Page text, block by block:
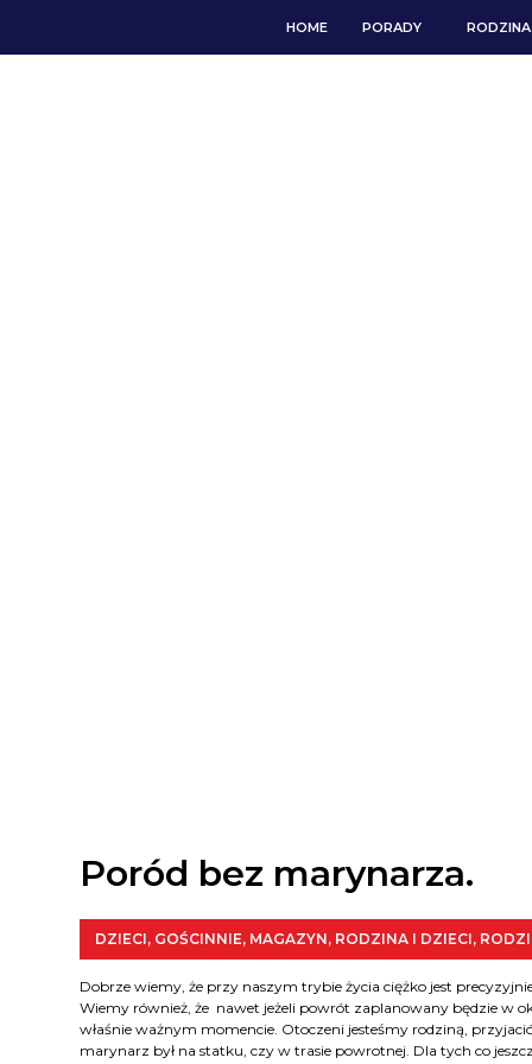
HOME PORADY
Poród bez marynarza.
DZIECI, GOŚCINNIE, MAGAZYN, RODZINA I DZIECI,
Dobrze wiemy, że przy naszym trybie życia ciężko jest
Wiemy również, że nawet jeżeli powrót zaplanowany będzie w
właśnie ważnym momencie. Otoczeni jesteśmy rodziną,
marynarz był na statku, czy w trasie powrotnej. Dla tych co